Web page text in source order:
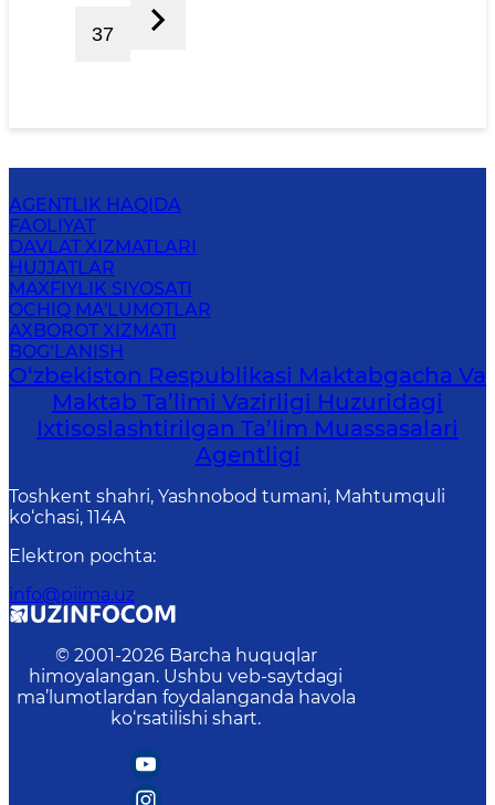
37
AGENTLIK HAQIDA
FAOLIYAT
DAVLAT XIZMATLARI
HUJJATLAR
MAXFIYLIK SIYOSATI
OCHIQ MA'LUMOTLAR
AXBOROT XIZMATI
BOG‘LANISH
O‘zbekiston Respublikasi Maktabgacha Va
Maktab Ta’limi Vazirligi Huzuridagi
Ixtisoslashtirilgan Ta’lim Muassasalari
Agentligi
Toshkent shahri, Yashnobod tumani, Mahtumquli
ko‘chasi, 114A
Elektron pochta:
info@piima.uz
© 2001-2026 Barcha huquqlar
himoyalangan. Ushbu veb-saytdagi
ma’lumotlardan foydalanganda havola
ko‘rsatilishi shart.